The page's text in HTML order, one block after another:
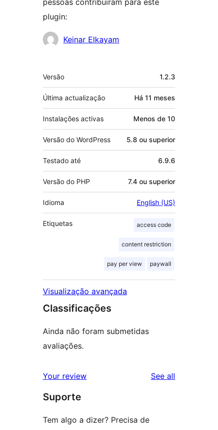
pessoas contribuíram para este
plugin:
Contribuidores
Keinar Elkayam
Metadados
Versão 1.2.3
Última actualização Há 11 meses
Instalações activas Menos de 10
Versão do WordPress 5.8 ou superior
Testado até 6.9.6
Versão do PHP 7.4 ou superior
Idioma English (US)
Etiquetas access code
content restriction
pay per view paywall
Visualização avançada
Classificações
Ainda não foram submetidas
avaliações.
Your review See all
Suporte
Tem algo a dizer? Precisa de